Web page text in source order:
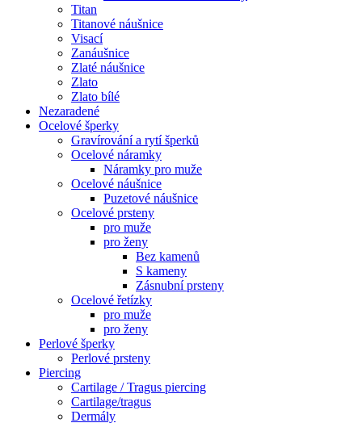
Titan
Titanové náušnice
Visací
Zanáušnice
Zlaté náušnice
Zlato
Zlato bílé
Nezaradené
Ocelové šperky
Gravírování a rytí šperků
Ocelové náramky
Náramky pro muže
Ocelové náušnice
Puzetové náušnice
Ocelové prsteny
pro muže
pro ženy
Bez kamenů
S kameny
Zásnubní prsteny
Ocelové řetízky
pro muže
pro ženy
Perlové šperky
Perlové prsteny
Piercing
Cartilage / Tragus piercing
Cartilage/tragus
Dermály